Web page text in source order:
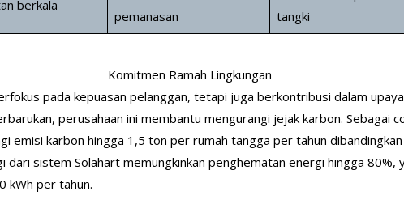
berkala
pemanasan
tangki
Komitmen Ramah Lingkungan
pada kepuasan pelanggan, tetapi juga berkontribusi dalam
perusahaan ini membantu mengurangi jejak karbon. Sebagai
emisi karbon hingga 1,5 ton per rumah tangga per tahun
dari sistem Solahart memungkinkan penghematan energi hingga 80%,
kWh per tahun.